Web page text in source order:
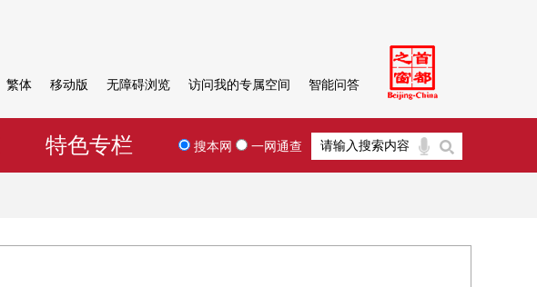
繁体 移动版 无障碍浏览 访问我的专属空间 智能问答
特色专栏 搜本网 一网通查